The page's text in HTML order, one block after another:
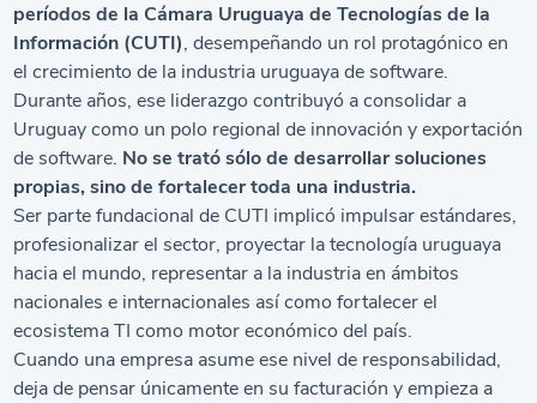
períodos de la Cámara Uruguaya de Tecnologías de la
Información (CUTI), desempeñando un rol protagónico en
el crecimiento de la industria uruguaya de software.
Durante años, ese liderazgo contribuyó a consolidar a
Uruguay como un polo regional de innovación y exportación
de software. No se trató sólo de desarrollar soluciones
propias, sino de fortalecer toda una industria.
Ser parte fundacional de CUTI implicó impulsar estándares,
profesionalizar el sector, proyectar la tecnología uruguaya
hacia el mundo, representar a la industria en ámbitos
nacionales e internacionales así como fortalecer el
ecosistema TI como motor económico del país.
Cuando una empresa asume ese nivel de responsabilidad,
deja de pensar únicamente en su facturación y empieza a